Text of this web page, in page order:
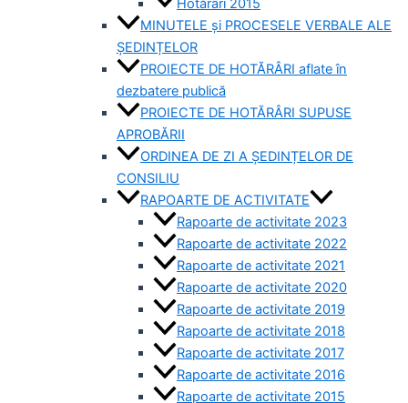
MINUTELE și PROCESELE VERBALE ALE
ȘEDINȚELOR
PROIECTE DE HOTĂRÂRI aflate în
dezbatere publică
PROIECTE DE HOTĂRÂRI SUPUSE
APROBĂRII
ORDINEA DE ZI A ȘEDINȚELOR DE
CONSILIU
RAPOARTE DE ACTIVITATE
Rapoarte de activitate 2023
Rapoarte de activitate 2022
Rapoarte de activitate 2021
Rapoarte de activitate 2020
Rapoarte de activitate 2019
Rapoarte de activitate 2018
Rapoarte de activitate 2017
Rapoarte de activitate 2016
Rapoarte de activitate 2015